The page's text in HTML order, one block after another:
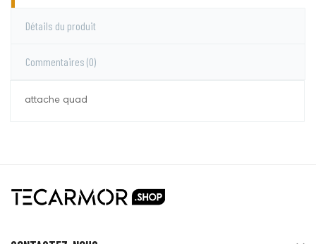
Détails du produit
Commentaires (0)
attache quad
commentaire